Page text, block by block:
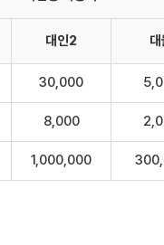
대인2
30,000
8,000
1,000,000